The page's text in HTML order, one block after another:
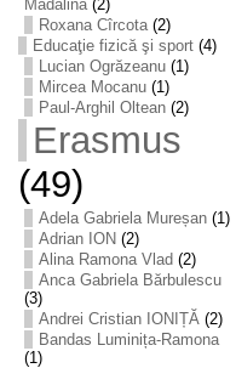
Mădălina(2)
Roxana Cîrcota(2)
Educaţie fizică şi sport(4)
Lucian Ogrăzeanu(1)
Mircea Mocanu(1)
Paul-Arghil Oltean(2)
Erasmus
(49)
Adela Gabriela Mureșan(1)
Adrian ION (2)
Alina Ramona Vlad (2)
Anca Gabriela Bărbulescu
(3)
Andrei Cristian IONIȚĂ(2)
Bandas Luminița-Ramona
(1)